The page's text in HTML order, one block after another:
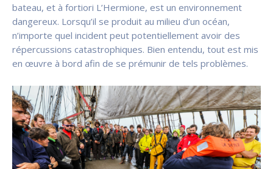
bateau, et à fortiori L’Hermione, est un environnement
dangereux. Lorsqu’il se produit au milieu d’un océan,
n’importe quel incident peut potentiellement avoir des
répercussions catastrophiques. Bien entendu, tout est mis
en œuvre à bord afin de se prémunir de tels problèmes.